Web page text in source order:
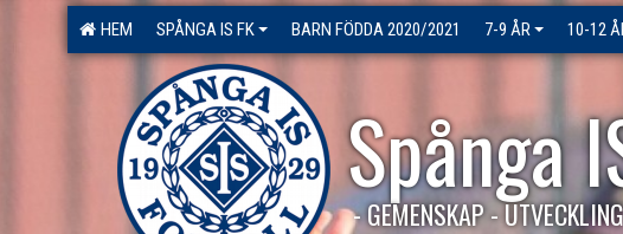
HEM SPÅNGA IS FK BARN FÖDDA 2020/2021 7-9 ÅR 10-12
Spånga
- GEMENSKAP -